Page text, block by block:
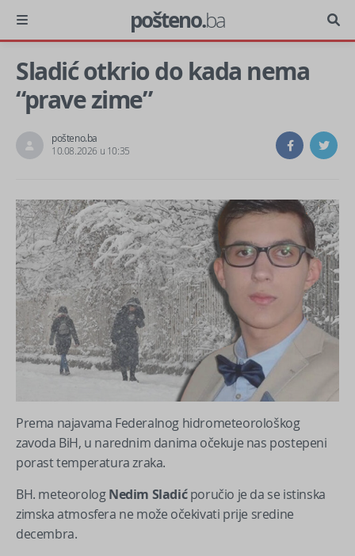
pošteno.ba
Sladić otkrio do kada nema
“prave zime”
pošteno.ba
10.08.2026 u 10:35
Prema najavama Federalnog hidrometeorološkog
zavoda BiH, u narednim danima očekuje nas postepeni
porast temperatura zraka.
BH. meteorologNedim Sladićporučio je da se istinska
zimska atmosfera ne može očekivati prije sredine
decembra.